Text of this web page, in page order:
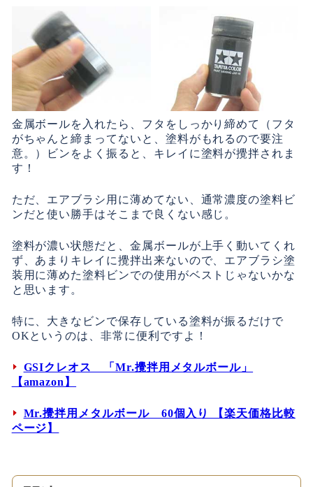
金属ボールを入れたら、フタをしっかり締めて（フタ
がちゃんと締まってないと、塗料がもれるので要注
意。）ビンをよく振ると、キレイに塗料が攪拌されま
す！
ただ、エアブラシ用に薄めてない、通常濃度の塗料ビ
ンだと使い勝手はそこまで良くない感じ。
塗料が濃い状態だと、金属ボールが上手く動いてくれ
ず、あまりキレイに攪拌出来ないので、エアブラシ塗
装用に薄めた塗料ビンでの使用がベストじゃないかな
と思います。
特に、大きなビンで保存している塗料が振るだけで
OKというのは、非常に便利ですよ！
GSIクレオス 「Mr.攪拌用メタルボール」
【amazon】
Mr.攪拌用メタルボール 60個入り 【楽天価格比較
ページ】